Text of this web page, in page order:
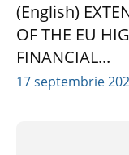
(English)
OF THE EU
FINANCIAL...
17 septembrie